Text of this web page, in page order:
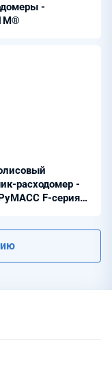
-
расходомер -
F-серия